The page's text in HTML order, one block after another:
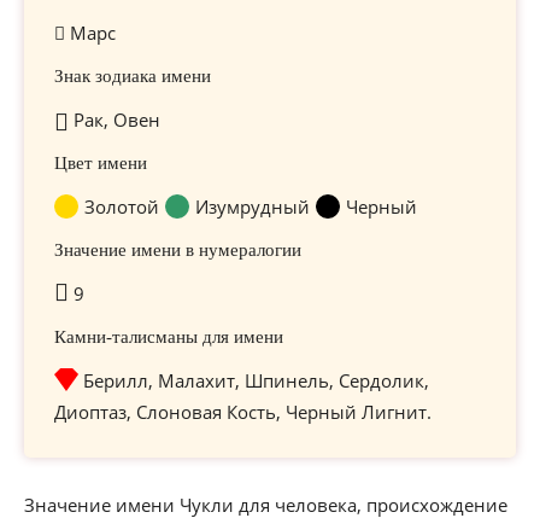
Марс
Знак зодиака имени
Рак, Овен
Цвет имени
Золотой Изумрудный Черный
Значение имени в нумералогии
9
Камни-талисманы для имени
Берилл, Малахит, Шпинель, Сердолик,
Диоптаз, Слоновая Кость, Черный Лигнит.
Значение имени Чукли для человека, происхождение